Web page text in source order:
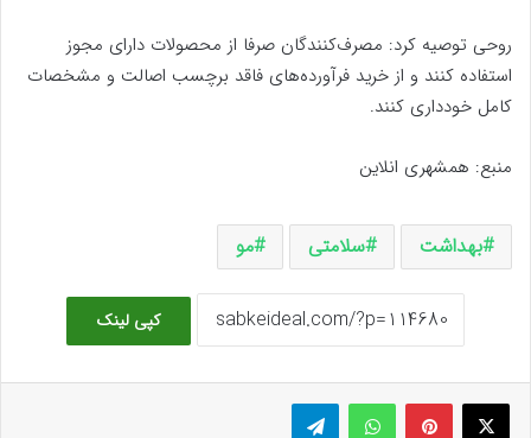
روحی توصیه کرد: مصرف‌کنندگان صرفا از محصولات دارای مجوز
استفاده کنند و از خرید فرآورده‌های فاقد برچسب اصالت و مشخصات
کامل خودداری کنند.
منبع: همشهری انلاین
بهداشت سلامتی مو
کپی لینک
ایکس پینتریستواتس آپ تلگرام